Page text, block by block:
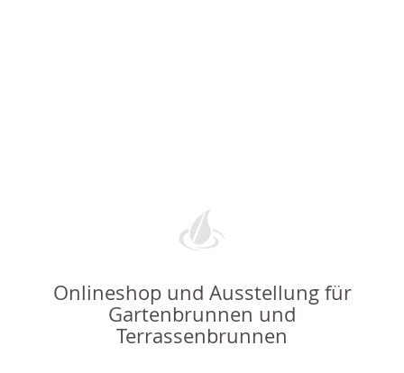
Onlineshop und Ausstellung für
Gartenbrunnen und
Terrassenbrunnen